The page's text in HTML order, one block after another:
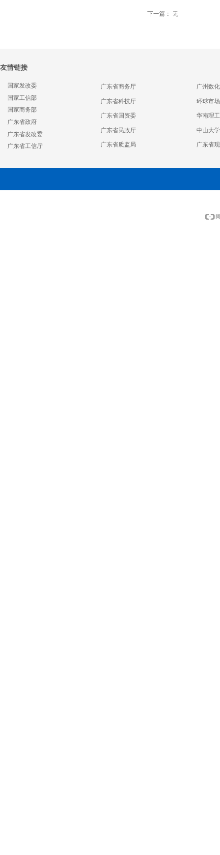
下一篇： 无
友情链接
国家发改委
国家工信部
国家商务部
广东省政府
广东省发改委
广东省工信厅
广东省商务厅
广东省科技厅
广东省国资委
广东省民政厅
广东省质监局
广州数
环球市
华南理
中山大学
广东省